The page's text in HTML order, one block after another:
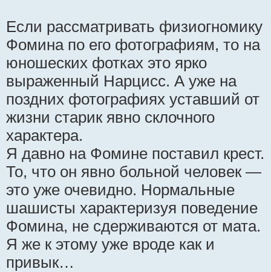
Если рассматривать физиогномику
Фомина по его фотографиям, то на
юношеских фотках это ярко
выраженный Нарцисс. А уже на
поздних фотографиях уставший от
жизни старик явно склочного
характера.
Я давно на Фомине поставил крест.
То, что он явно больной человек —
это уже очевидно. Нормальные
шашисты характеризуя поведение
Фомина, не сдерживаются от мата.
Я же к этому уже вроде как и
привык…